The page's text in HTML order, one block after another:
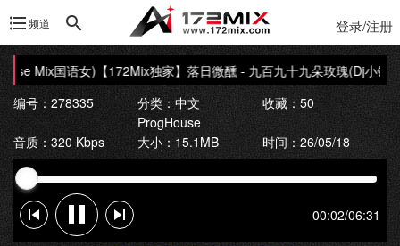
频道 登录/注册
Mix国语女)【172Mix独家】落日微醺 - 九百九十九朵玫瑰(Dj小锦
编号：278335
分类：中文
ProgHouse
收藏：50
音质：320 Kbps 大小：15.1MB 时间：26/05/18
00:02/06:31